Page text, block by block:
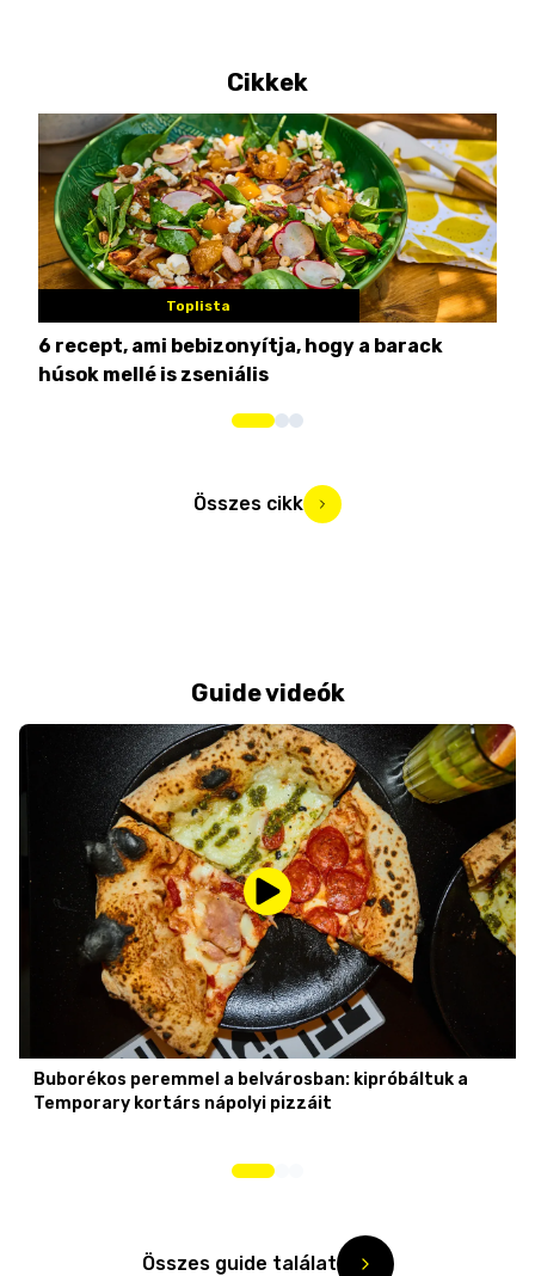
Cikkek
Toplista
6 recept, ami bebizonyítja, hogy a barack
húsok mellé is zseniális
Összes cikk
Guide videók
Buborékos peremmel a belvárosban: kipróbáltuk a
Temporary kortárs nápolyi pizzáit
Összes guide találat